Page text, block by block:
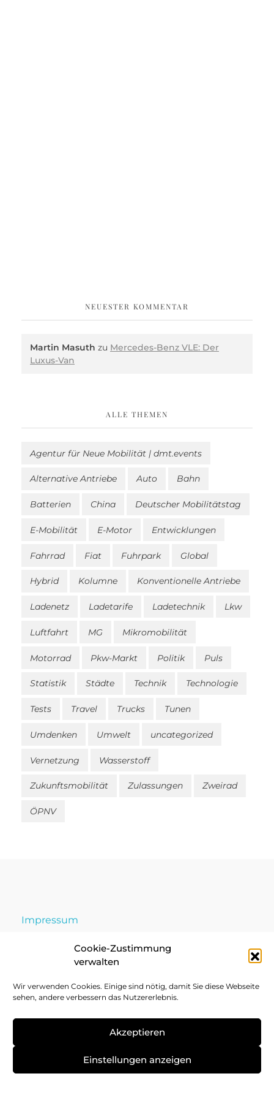
Cookie-Zustimmung
verwalten
Wir verwenden Cookies. Einige sind nötig, damit Sie diese Webseite
sehen, andere verbessern das Nutzererlebnis.
Akzeptieren
Einstellungen anzeigen
NEUESTER KOMMENTAR
Martin Masuth zu Mercedes-Benz VLE: Der
Luxus-Van
ALLE THEMEN
Agentur für Neue Mobilität | dmt.events
Alternative Antriebe Auto Bahn
Batterien China Deutscher Mobilitätstag
E-Mobilität E-Motor Entwicklungen
Fahrrad Fiat Fuhrpark Global
Hybrid Kolumne Konventionelle Antriebe
Ladenetz Ladetarife Ladetechnik Lkw
Luftfahrt MG Mikromobilität
Motorrad Pkw-Markt Politik Puls
Statistik Städte Technik Technologie
Tests Travel Trucks Tunen
Umdenken Umwelt uncategorized
Vernetzung Wasserstoff
Zukunftsmobilität Zulassungen Zweirad
ÖPNV
Impressum
Datenschutz